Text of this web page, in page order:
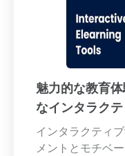
魅力的な教育
なインタラク
インタラクティ
メントとモチベ